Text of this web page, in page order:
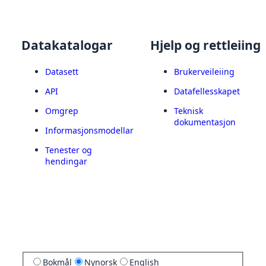
Datakatalogar
Datasett
API
Omgrep
Informasjonsmodellar
Tenester og
hendingar
Hjelp og rettleiing
Brukerveileiing
Datafellesskapet
Teknisk
dokumentasjon
Bokmål Nynorsk English